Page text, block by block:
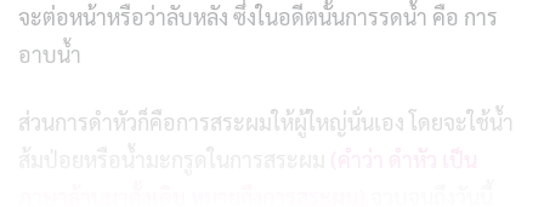
จะต่อหน้าหรือว่าลับหลัง ซึ่งในอดีตนั้นการรดน้ำ คือ การ
อาบน้ำ
ส่วนการดำหัวก็คือการสระผมให้ผู้ใหญ่นั่นเอง โดยจะใช้น้ำ
ส้มป่อยหรือน้ำมะกรูดในการสระผม (คำว่า ดำหัว เป็น